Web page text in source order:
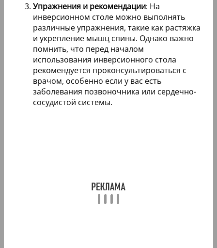
Упражнения и рекомендации: На
инверсионном столе можно выполнять
различные упражнения, такие как растяжка
и укрепление мышц спины. Однако важно
помнить, что перед началом
использования инверсионного стола
рекомендуется проконсультироваться с
врачом, особенно если у вас есть
заболевания позвоночника или сердечно-
сосудистой системы.